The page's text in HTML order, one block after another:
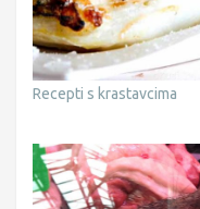
Recepti s krastavcima